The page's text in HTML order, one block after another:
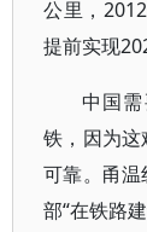
公里，
提前实现
中国
铁，因为
可靠。甬
部“在铁路